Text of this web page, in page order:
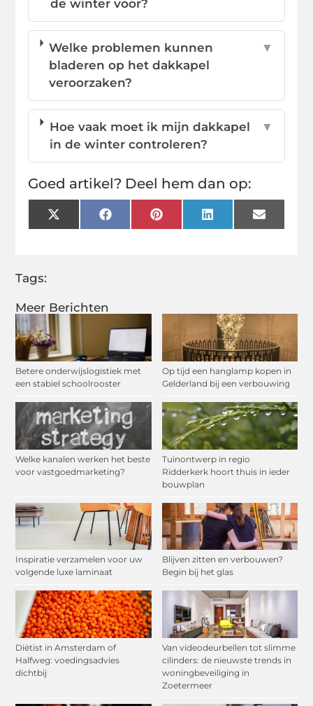
Meer Berichten
Betere onderwijslogistiek met
een stabiel schoolrooster
Op tijd een hanglamp kopen in
Gelderland bij een verbouwing
Welke kanalen werken het beste
voor vastgoedmarketing?
Tuinontwerp in regio
Ridderkerk hoort thuis in ieder
bouwplan
Inspiratie verzamelen voor uw
volgende luxe laminaat
Blijven zitten en verbouwen?
Begin bij het glas
Diëtist in Amsterdam of
Halfweg: voedingsadvies
dichtbij
Van videodeurbellen tot slimme
cilinders: de nieuwste trends in
woningbeveiliging in
Zoetermeer
de winter voor?
Welke problemen kunnen
bladeren op het dakkapel
veroorzaken?
▼
Hoe vaak moet ik mijn dakkapel
in de winter controleren?
▼
Goed artikel? Deel hem dan op:
X
(Twitter)
FacebookPinterestLinkedInEmail
Tags: